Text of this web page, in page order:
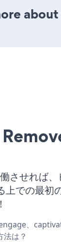
せれば、
上での最初
、
法は？